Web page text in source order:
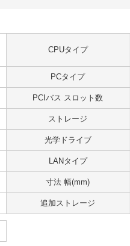
CPUタイプ
PCタイプ
PCIバス スロット数
ストレージ
光学ドライブ
LANタイプ
寸法 幅(mm)
追加ストレージ